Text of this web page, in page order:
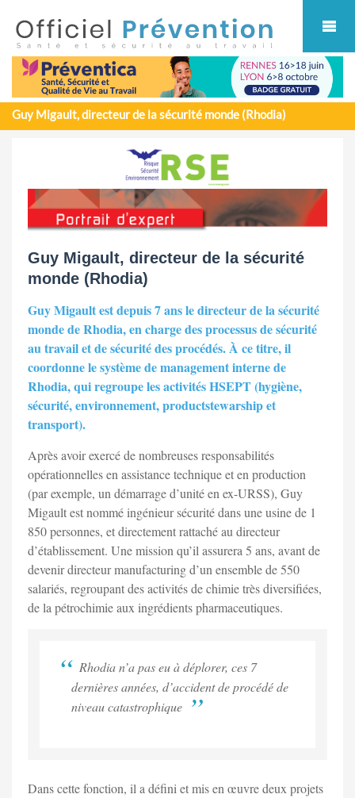
Guy Migault, directeur de la sécurité monde (Rhodia)
Guy Migault, directeur de la sécurité
monde (Rhodia)
Guy Migault est depuis 7 ans le directeur de la sécurité
monde de Rhodia, en charge des processus de sécurité
au travail et de sécurité des procédés. À ce titre, il
coordonne le système de management interne de
Rhodia, qui regroupe les activités HSEPT (hygiène,
sécurité, environnement, productstewarship et
transport).
Après avoir exercé de nombreuses responsabilités
opérationnelles en assistance technique et en production
(par exemple, un démarrage d’unité en ex-URSS), Guy
Migault est nommé ingénieur sécurité dans une usine de 1
850 personnes, et directement rattaché au directeur
d’établissement. Une mission qu’il assurera 5 ans, avant de
devenir directeur manufacturing d’un ensemble de 550
salariés, regroupant des activités de chimie très diversifiées,
de la pétrochimie aux ingrédients pharmaceutiques.
Rhodia n’a pas eu à déplorer, ces 7
dernières années, d’accident de procédé de
niveau catastrophique
Dans cette fonction, il a défini et mis en œuvre deux projets